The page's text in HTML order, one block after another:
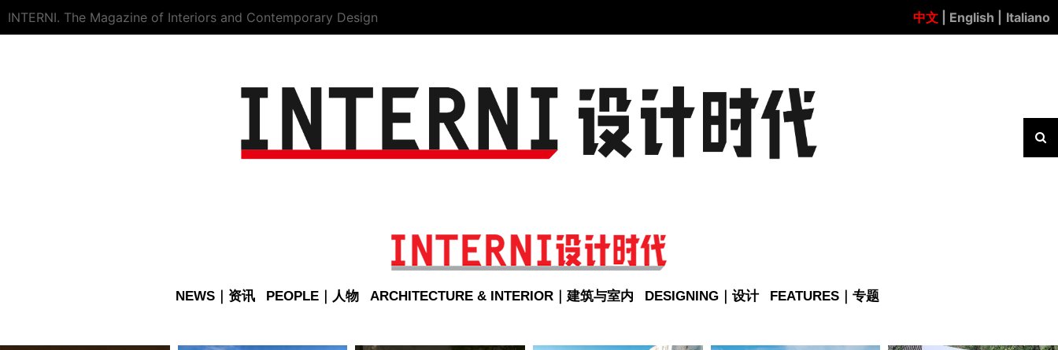
INTERNI. The Magazine of Interiors and Contemporary Design 中文 | English | Italiano
NEWS｜资讯 PEOPLE｜人物 ARCHITECTURE & INTERIOR｜建筑与室内 DESIGNING｜设计 FEATURES｜专题